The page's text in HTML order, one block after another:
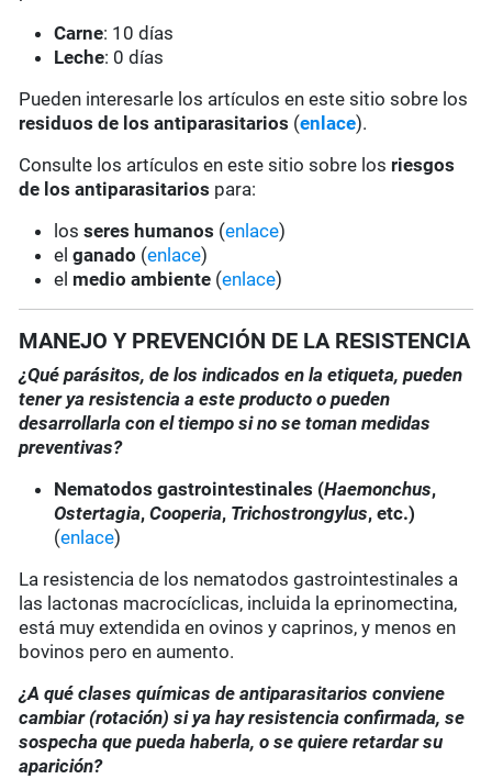
Carne: 10 días
Leche: 0 días
Pueden interesarle los artículos en este sitio sobre los
residuos de los antiparasitarios (enlace).
Consulte los artículos en este sitio sobre los riesgos
de los antiparasitarios para:
losseres humanos (enlace)
elganado (enlace)
el medio ambiente (enlace)
MANEJO Y PREVENCIÓN DE LA RESISTENCIA
¿Qué parásitos, de los indicados en la etiqueta, pueden
tener ya resistencia a este producto o pueden
desarrollarla con el tiempo si no se toman medidas
preventivas?
Nematodos gastrointestinales (Haemonchus,
Ostertagia,Cooperia, Trichostrongylus, etc.)
(enlace)
La resistencia de los nematodos gastrointestinales a
las lactonas macrocíclicas, incluida la eprinomectina,
está muy extendida en ovinos y caprinos, y menos en
bovinos pero en aumento.
¿A qué clases químicas de antiparasitarios conviene
cambiar (rotación) si ya hay resistencia confirmada, se
sospecha que pueda haberla, o se quiere retardar su
aparición?